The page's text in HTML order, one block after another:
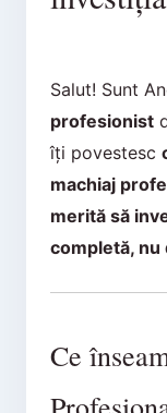
Salut! Sunt
profesionist
îți povestesc
machiaj
merită să
completă,
Ce